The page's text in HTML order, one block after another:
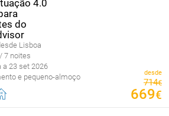
Lisboa
7 noites
a 23 set 2026
e pequeno-almoço
desde
714€
669€